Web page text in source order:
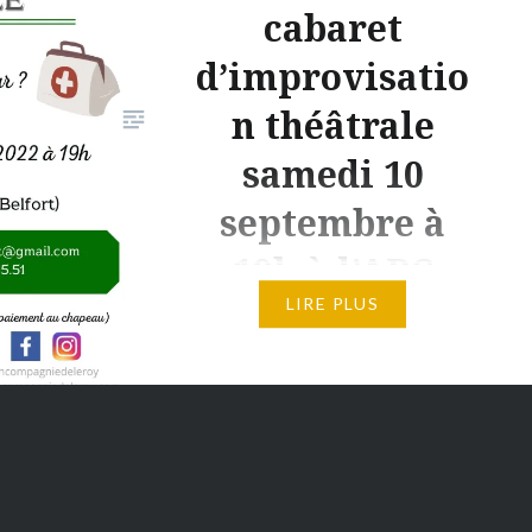
la…
cabaret
d’improvisatio
n théâtrale
samedi 10
septembre à
19h à l’ABC
Il fait beau, il fait encore chaud,
LIRE PLUS